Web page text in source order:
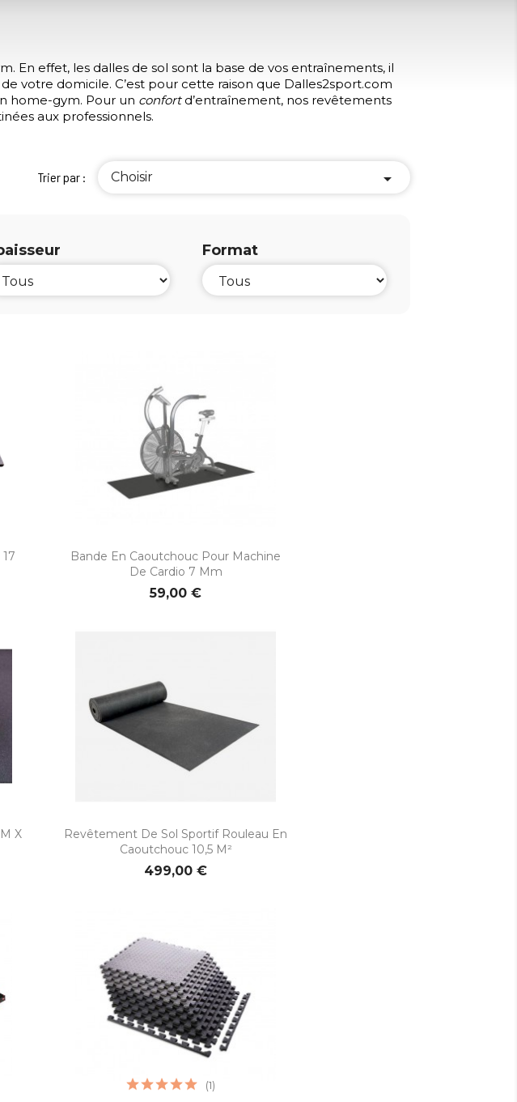
En effet, les dalles de sol sont la base de vos entraînements, il
votre domicile. C’est pour cette raison que Dalles2sport.com
home-gym. Pour un confortd’entraînement, nos revêtements
aux professionnels.
Trier par : Choisir 
Format
Bande En Caoutchouc Pour Machine
De Cardio 7 Mm
59,00 €
Aperçu rapide
X
Revêtement De Sol Sportif Rouleau En
Caoutchouc 10,5 M²
499,00 €
Aperçu rapide
(1)